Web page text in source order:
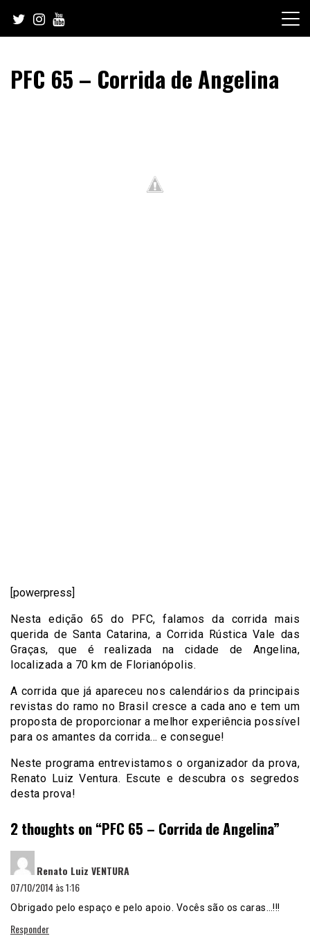
content
PFC 65 – Corrida de Angelina
[powerpress]
Nesta edição 65 do PFC, falamos da corrida mais
querida de Santa Catarina, a Corrida Rústica Vale das
Graças, que é realizada na cidade de Angelina,
localizada a 70 km de Florianópolis.
A corrida que já apareceu nos calendários da principais
revistas do ramo no Brasil cresce a cada ano e tem um
proposta de proporcionar a melhor experiência possível
para os amantes da corrida… e consegue!
Neste programa entrevistamos o organizador da prova,
Renato Luiz Ventura. Escute e descubra os segredos
desta prova!
2 thoughts on “PFC 65 – Corrida de Angelina”
Renato Luiz VENTURA
07/10/2014 às 1:16
Obrigado pelo espaço e pelo apoio. Vocês são os caras…!!!
Responder